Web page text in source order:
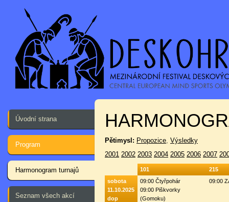
Úvodní strana
Program
Harmonogram turnajů
Seznam všech akcí
Pětimysl: Propozice, Výsledky
2001 2002 2003 2004 2005 2006 2007
101
215
sobota
11.10.2025
dop
09:00 Čtyřpohár
09:00 Piškvorky
(Gomoku)
09:00